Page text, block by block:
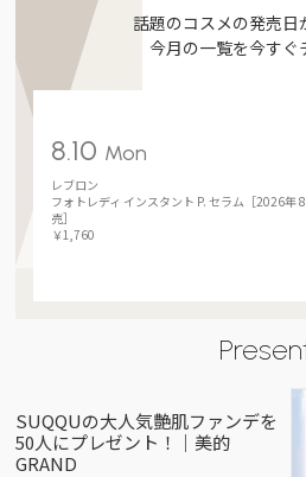
話題のコスメの発売日
今月の一覧を今すぐ
8.10 Mon
レブロン
フォトレディ インスタント P. セラム［2026年
売］
￥1,760
SUQQUの大人気艶肌ファンデを
50人にプレゼント！｜美的
GRAND